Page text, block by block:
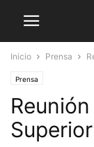
Inicio Prensa
Prensa
Superior